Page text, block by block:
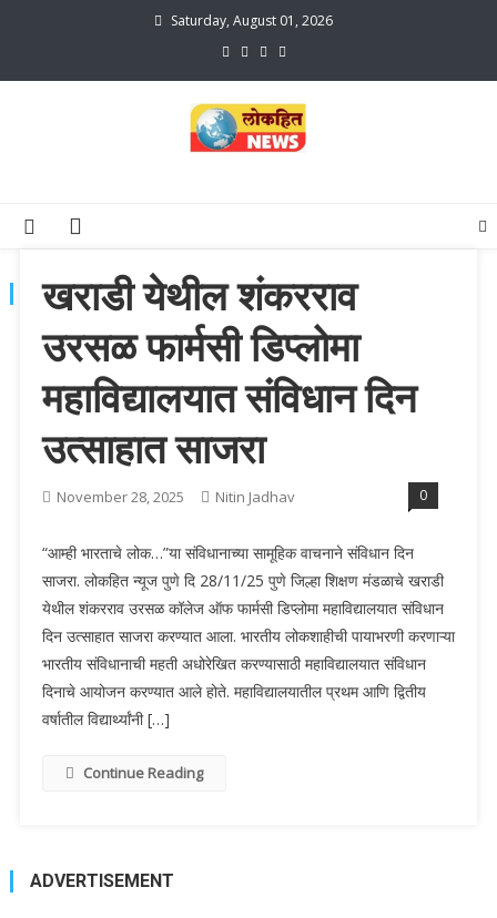
Saturday, August 01, 2026
TAG:शंकरराव उरसळ फार्मसी डिप्लोमा महाविद्यालय खराडी
खराडी येथील शंकरराव
उरसळ फार्मसी डिप्लोमा
महाविद्यालयात संविधान दिन
उत्साहात साजरा
November 28, 2025 Nitin Jadhav 0
“आम्ही भारताचे लोक…”या संविधानाच्या सामूहिक वाचनाने संविधान दिन
साजरा. लोकहित न्यूज पुणे दि 28/11/25 पुणे जिल्हा शिक्षण मंडळाचे खराडी
येथील शंकरराव उरसळ कॉलेज ऑफ फार्मसी डिप्लोमा महाविद्यालयात संविधान
दिन उत्साहात साजरा करण्यात आला. भारतीय लोकशाहीची पायाभरणी करणाऱ्या
भारतीय संविधानाची महती अधोरेखित करण्यासाठी महाविद्यालयात संविधान
दिनाचे आयोजन करण्यात आले होते. महाविद्यालयातील प्रथम आणि द्वितीय
वर्षातील विद्यार्थ्यांनी […]
Continue Reading
ADVERTISEMENT